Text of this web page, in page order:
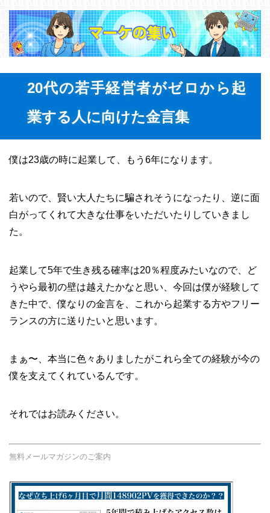
20代の若手経営者がゼロから起
業する人に向けた金言集
僕は23歳の時に起業して、もう6年になります。
若いので、賢い大人たちに騙されそうになったり、逆に面
白がってくれて大きな仕事をいただいたりしていきまし
た。
起業して5年で生き残る確率は20％程度みたいなので、ど
うやら最初の壁は越えたかなと思い、今回は僕が経験して
きた中で、僕なりの金言を、これから起業する方やフリー
ランスの方に送りたいと思います。
まぁ〜、本当に色々ありましたがこれら全ての経験が今の
僕を支えてくれているんです。
それではお読みください。
無料メールマガジンのご案内